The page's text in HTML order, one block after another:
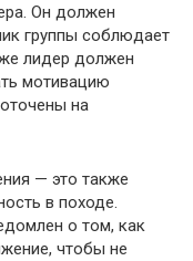
Он должен
группы соблюдает
лидер должен
мотивацию
на
— это также
в походе.
о том, как
чтобы не